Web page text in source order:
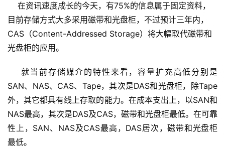
在资讯速度成长的今天，有75%的信息属于固定资料，
目前存储方式大多采用磁带和光盘柜，不过预计三年内，
CAS（Content-Addressed Storage）将大幅取代磁带和
光盘柜的应用。
就当前存储媒介的特性来看，容量扩充高低分别是
SAN、NAS、CAS、Tape，其次是DAS和光盘柜，除Tape
外，其它都具有线上存取的能力。在成本支出上，以SAN和
NAS最高，其次是DAS及CAS，磁带和光盘柜最低。在可靠
性上，SAN、NAS及CAS最高，DAS居次，磁带和光盘柜
最低。